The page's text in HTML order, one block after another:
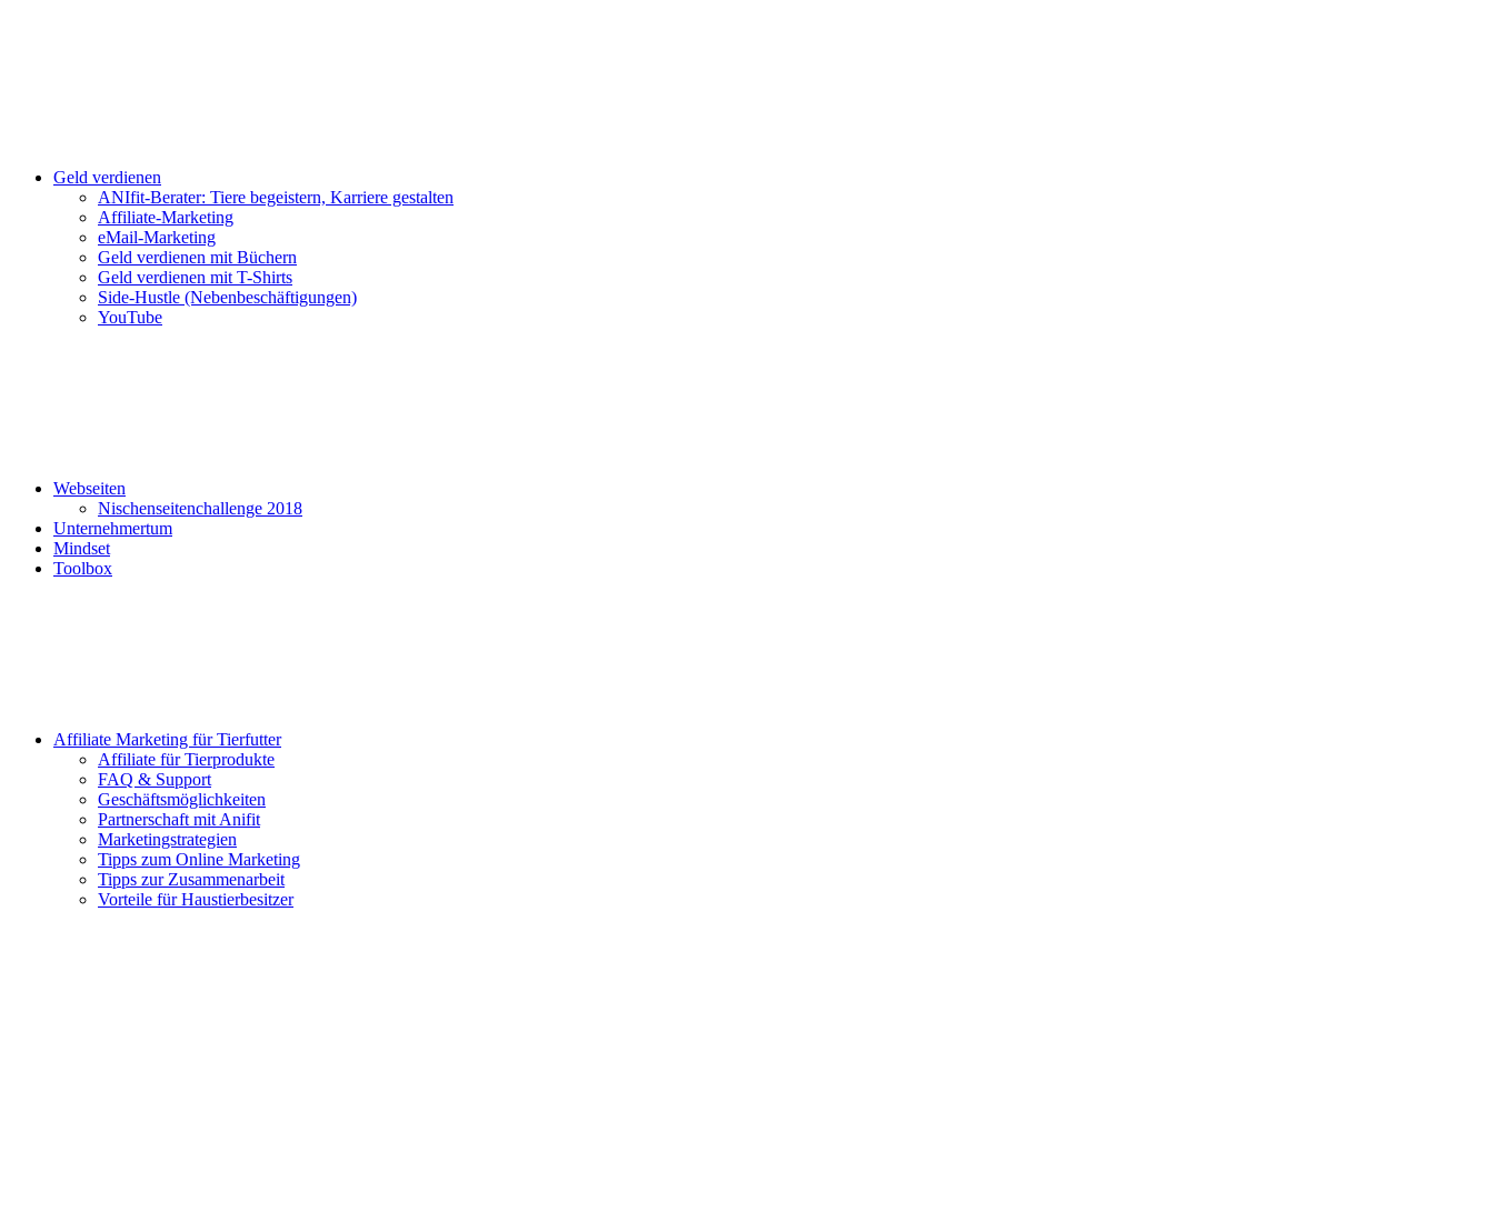
Geld verdienen
ANIfit-Berater: Tiere begeistern, Karriere gestalten
Affiliate-Marketing
eMail-Marketing
Geld verdienen mit Büchern
Geld verdienen mit T-Shirts
Side-Hustle (Nebenbeschäftigungen)
YouTube
Webseiten
Nischenseitenchallenge 2018
Unternehmertum
Mindset
Toolbox
Affiliate Marketing für Tierfutter
Affiliate für Tierprodukte
FAQ & Support
Geschäftsmöglichkeiten
Partnerschaft mit Anifit
Marketingstrategien
Tipps zum Online Marketing
Tipps zur Zusammenarbeit
Vorteile für Haustierbesitzer